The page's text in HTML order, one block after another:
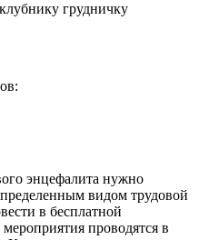
грудничку
энцефалита нужно
видом трудовой
в бесплатной
проводятся в